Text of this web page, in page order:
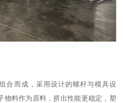
合而成，采用设计的螺杆与模具设
物料作为原料，挤出性能更稳定，塑